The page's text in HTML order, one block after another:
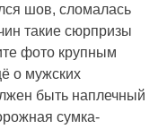
шов, сломалась
такие сюрпризы
фото крупным
о мужских
быть наплечный
сумка-